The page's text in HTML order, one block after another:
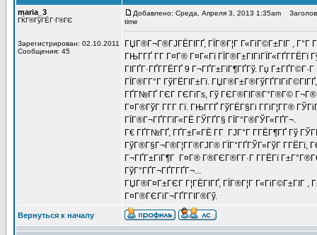
maria_3
ГЌГ®ГўГЁГ·Г®ГЄ
Зарегистрирован: 02.10.2011
Сообщения: 45
Добавлено: Среда, Апреля 3, 2013 1:35am
time
ГЏГ®Г¬Г®ГЈГЁГІГҐ, ГЇГ®Г¦Г Г«ГіГ©Г±ГІГ , Г°Г
ГЊГ­ГҐ Г­Г Г¤Г® Г¤Г«Гї ГЇГ®Г±ГІГіГЇГ«ГҐГ­ГЁГї
ГІГҐГ·ГҐГ­ГЁГҐ 9 Г¬ГҐГ±ГїГ¶ГҐГў. Гџ
ГЇГ®Г­Г°Г ГўГЁГІГ±Гї.
ГҐГ№ГҐ ГЄГ ГЄГіГѕ, Гў ГЄГ®ГІГ®Г°Г®Г©
Г¤Г®ГўГ Г­Г­Г Гї. ГЊГ­ГҐ ГўГЁГ§Гі Г­ГіГ¦Г­Г®
ГЇГ®Г¬ГҐГ­ГїГ«ГЁ ГЎГҐГ§ ГЇГ°Г®ГЎГ«ГҐГ¬.
Г€ ГҐГ№ГҐ, ГҐГ±Г«ГЁ Г­Г ГЈГ°Г Г­ГЁГ¶ГҐ Гў
ГўГ®Г§Г¬Г®Г¦Г­Г®ГЈГ® ГЇГ°ГҐГЎГ»ГўГ Г­ГЁГї,
Г¬ГҐГ±ГїГ¶Г Г¤Г® Г®ГЄГ®Г­Г·Г Г­ГЁГї
ГўГ°ГҐГ¬ГҐГ­ГҐГ¬...
ГЏГ®Г¤Г±ГЄГ Г¦ГЁГІГҐ, ГЇГ®Г¦Г Г«ГіГ©Г±ГІГ
Г¤Г®ГЄГіГ¬ГҐГ­ГІГ®Гў.
Вернуться к началу